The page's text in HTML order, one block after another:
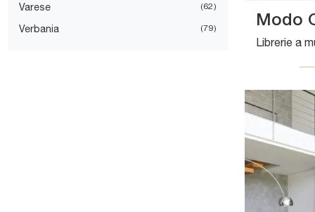
Varese 62
Verbania 79 Modo